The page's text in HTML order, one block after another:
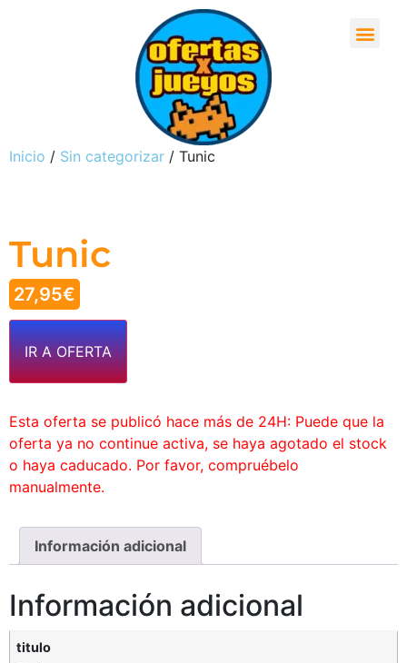
Inicio / Sin categorizar / Tunic
Tunic
27,95€
IR A OFERTA
Esta oferta se publicó hace más de 24H: Puede que la
oferta ya no continue activa, se haya agotado el stock
o haya caducado. Por favor, compruébelo
manualmente.
Información adicional
Información adicional
titulo